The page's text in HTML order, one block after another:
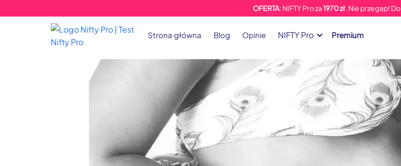
OFERTA: NIFTY Pro za1970 zł. Nie przegap! Do
Strona główna Blog Opinie NIFTY Pro Premium